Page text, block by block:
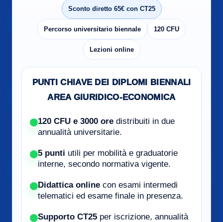
Sconto diretto 65€ con CT25
Percorso universitario biennale 120 CFU
Lezioni online
PUNTI CHIAVE DEI DIPLOMI BIENNALI
AREA GIURIDICO-ECONOMICA
120 CFU e 3000 ore distribuiti in due
annualità universitarie.
5 punti utili per mobilità e graduatorie
interne, secondo normativa vigente.
Didattica online con esami intermedi
telematici ed esame finale in presenza.
Supporto CT25 per iscrizione, annualità